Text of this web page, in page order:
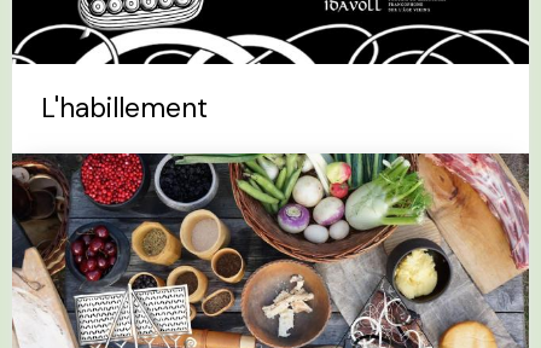
L'habillement